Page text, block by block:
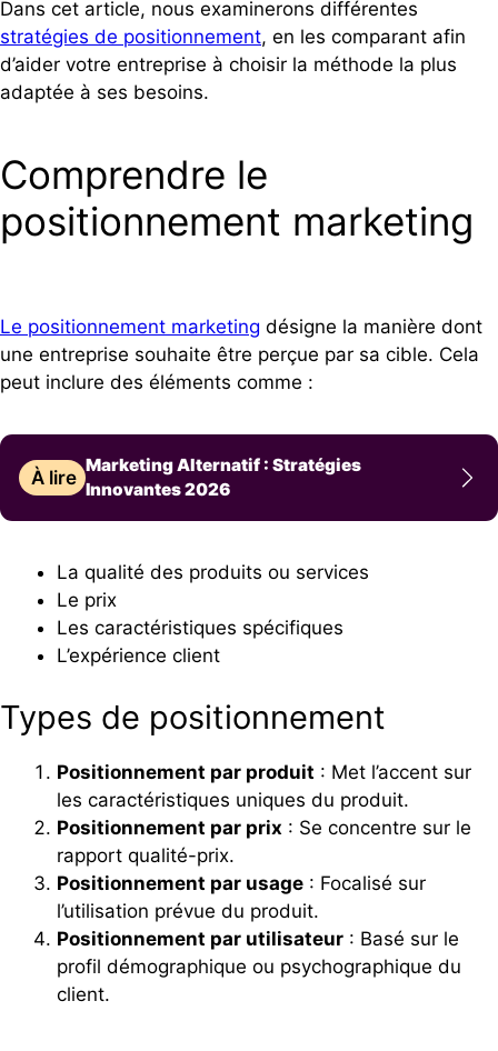
Dans cet article, nous examinerons différentes
stratégies de positionnement, en les comparant afin
d’aider votre entreprise à choisir la méthode la plus
adaptée à ses besoins.
Comprendre le
positionnement marketing
Le positionnement marketing désigne la manière dont
une entreprise souhaite être perçue par sa cible. Cela
peut inclure des éléments comme :
À lire
Marketing Alternatif : Stratégies
Innovantes 2026
La qualité des produits ou services
Le prix
Les caractéristiques spécifiques
L’expérience client
Types de positionnement
Positionnement par produit : Met l’accent sur
les caractéristiques uniques du produit.
Positionnement par prix : Se concentre sur le
rapport qualité-prix.
Positionnement par usage : Focalisé sur
l’utilisation prévue du produit.
Positionnement par utilisateur : Basé sur le
profil démographique ou psychographique du
client.